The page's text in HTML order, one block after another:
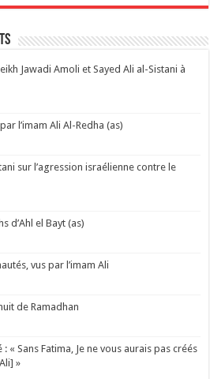
Jawadi Amoli et Sayed Ali al-Sistani à
l’imam Ali Al-Redha (as)
sur l’agression israélienne contre le
d’Ahl el Bayt (as)
vus par l’imam Ali
de Ramadhan
« Sans Fatima, Je ne vous aurais pas créés
»